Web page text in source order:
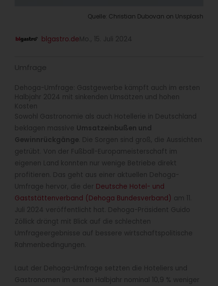
Quelle: Christian Dubovan on Unsplash
blgastro.deMo., 15. Juli 2024
Umfrage
Dehoga-Umfrage: Gastgewerbe kämpft auch im ersten
Halbjahr 2024 mit sinkenden Umsätzen und hohen
Kosten
Sowohl Gastronomie als auch Hotellerie in Deutschland
beklagen massive Umsatzeinbußen und
Gewinnrückgänge . Die Sorgen sind groß, die Aussichten
getrübt. Von der Fußball-Europameisterschaft im
eigenen Land konnten nur wenige Betriebe direkt
profitieren. Das geht aus einer aktuellen Dehoga-
Umfrage hervor, die der Deutsche Hotel- und
Gaststättenverband (Dehoga Bundesverband) am 11.
Juli 2024 veröffentlicht hat. Dehoga-Präsident Guido
Zöllick drängt mit Blick auf die schlechten
Umfrageergebnisse auf bessere wirtschaftspolitische
Rahmenbedingungen.
Laut der Dehoga-Umfrage setzten die Hoteliers und
Gastronomen im ersten Halbjahr nominal 10,9 % weniger